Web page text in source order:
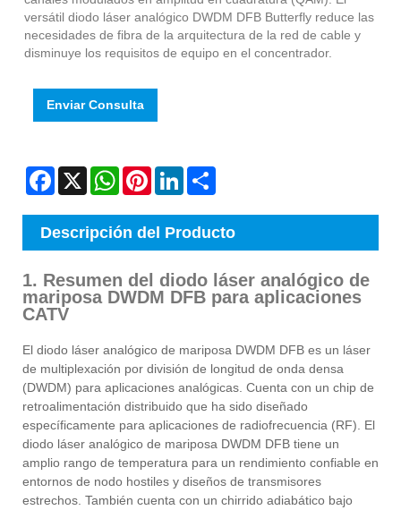
versátil diodo láser analógico DWDM DFB Butterfly reduce las
necesidades de fibra de la arquitectura de la red de cable y
disminuye los requisitos de equipo en el concentrador.
Enviar Consulta
Facebook
X WhatsAppPinterestLinkedIn
Descripción del Producto
1. Resumen del diodo láser analógico de
mariposa DWDM DFB para aplicaciones
CATV
El diodo láser analógico de mariposa DWDM DFB es un láser
de multiplexación por división de longitud de onda densa
(DWDM) para aplicaciones analógicas. Cuenta con un chip de
retroalimentación distribuido que ha sido diseñado
específicamente para aplicaciones de radiofrecuencia (RF). El
diodo láser analógico de mariposa DWDM DFB tiene un
amplio rango de temperatura para un rendimiento confiable en
entornos de nodo hostiles y diseños de transmisores
estrechos. También cuenta con un chirrido adiabático bajo